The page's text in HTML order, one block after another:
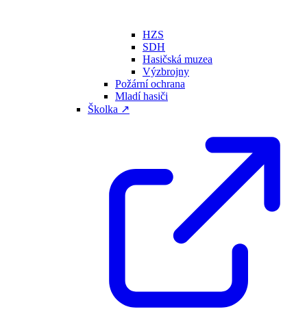
HZS
SDH
Hasičská muzea
Výzbrojny
Požární ochrana
Mladí hasiči
Školka ↗